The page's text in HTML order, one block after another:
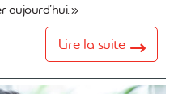
aujourd’hui. »
Lire la suite